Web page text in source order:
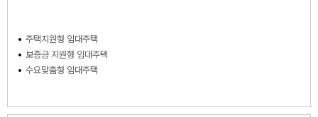
주택지원형 임대주택
보증금 지원형 임대주택
수요맞춤형 임대주택